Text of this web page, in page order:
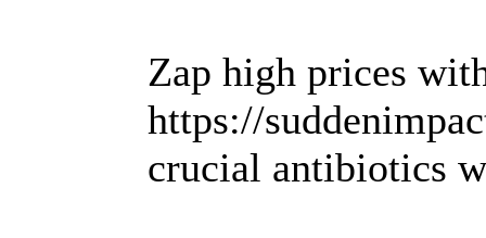
Zap high prices
https://
crucial antibiotics